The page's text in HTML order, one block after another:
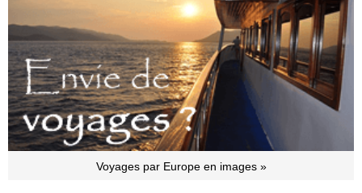
Voyages par Europe en images »